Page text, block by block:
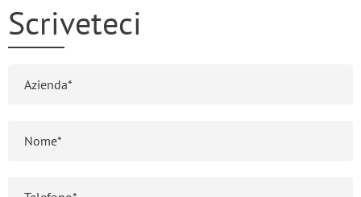
Scriveteci